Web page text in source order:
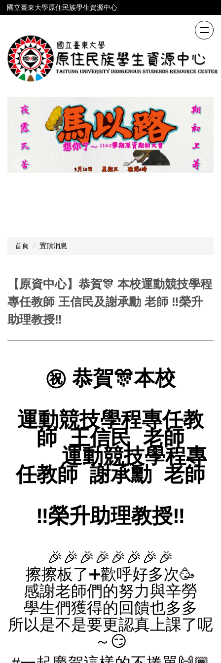
跳
到
內
容
區
國立臺東大學原住民族學生資源中心
首頁 置頂消息
【原資中心】恭賀🎊 本校運動競技學程
專任教師 王信民及謝承勳 老師 ‼️榮升
助理教授‼️
㊗️ 恭賀🎊本校
運動競技學程專任教
師 王信民 老師
運動競技學程專
任教師 謝承勳 老師
‼️榮升助理教授‼️
🎉🎉🎉🎉🎉🎉🎉🎉
擦擦板了➕歡呼好多次🥳
感謝老師們的努力與辛勞
學生們獲得的回饋也多多
所以是不是要更認真上課了呢
～😏